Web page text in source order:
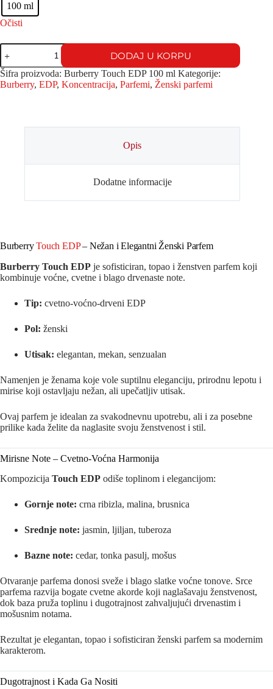
100 ml
Očisti
DODAJ U KORPU
Šifra proizvoda: Burberry Touch EDP 100 ml Kategorije:
Burberry, EDP, Koncentracija, Parfemi, Ženski parfemi
Opis
Dodatne informacije
BurberryTouch EDP– Nežan i Elegantni Ženski Parfem
Burberry Touch EDP je sofisticiran, topao i ženstven parfem koji
kombinuje voćne, cvetne i blago drvenaste note.
Tip: cvetno-voćno-drveni EDP
Pol: ženski
Utisak: elegantan, mekan, senzualan
Namenjen je ženama koje vole suptilnu eleganciju, prirodnu lepotu i
mirise koji ostavljaju nežan, ali upečatljiv utisak.
Ovaj parfem je idealan za svakodnevnu upotrebu, ali i za posebne
prilike kada želite da naglasite svoju ženstvenost i stil.
Mirisne Note – Cvetno-Voćna Harmonija
Kompozicija Touch EDP odiše toplinom i elegancijom:
Gornje note: crna ribizla, malina, brusnica
Srednje note: jasmin, ljiljan, tuberoza
Bazne note: cedar, tonka pasulj, mošus
Otvaranje parfema donosi sveže i blago slatke voćne tonove. Srce
parfema razvija bogate cvetne akorde koji naglašavaju ženstvenost,
dok baza pruža toplinu i dugotrajnost zahvaljujući drvenastim i
mošusnim notama.
Rezultat je elegantan, topao i sofisticiran ženski parfem sa modernim
karakterom.
Dugotrajnost i Kada Ga Nositi